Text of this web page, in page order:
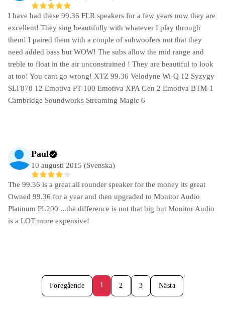
I have had these 99.36 FLR speakers for a few years now they are
excellent! They sing beautifully with whatever I play through
them! I paired them with a couple of subwoofers not that they
need added bass but WOW! The subs allow the mid range and
treble to float in the air unconstrained ! They are beautiful to look
at too! You cant go wrong! XTZ 99.36 Velodyne Wi-Q 12 Syzygy
SLF870 12 Emotiva PT-100 Emotiva XPA Gen 2 Emotiva BTM-1
Cambridge Soundworks Streaming Magic 6
Paul
10 augusti 2015 (Svenska)
The 99.36 is a great all rounder speaker for the money its great
Owned 99.36 for a year and then upgraded to Monitor Audio
Platinum PL200 ...the difference is not that big but Monitor Audio
is a LOT more expensive!
Föregående 1 2 3 Nästa